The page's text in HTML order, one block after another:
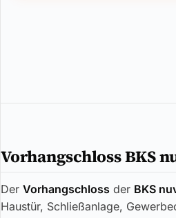
Vorhangschloss BKS
Der Vorhangschloss der BKS
Haustür, Schließanlage,